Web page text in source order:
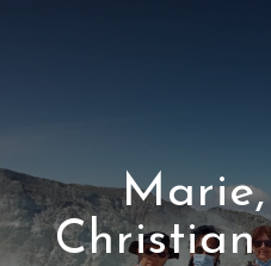
Christian